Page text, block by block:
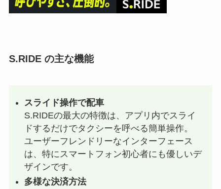
S.RIDE の主な機能
スライド操作で配車
S.RIDEの最大の特徴は、アプリ内でスライ
ドするだけでタクシーを呼べる簡単操作。
ユーザーフレンドリーなインターフェース
は、特にスマートフォン初心者にも優しいデ
ザインです。
多様な決済方法